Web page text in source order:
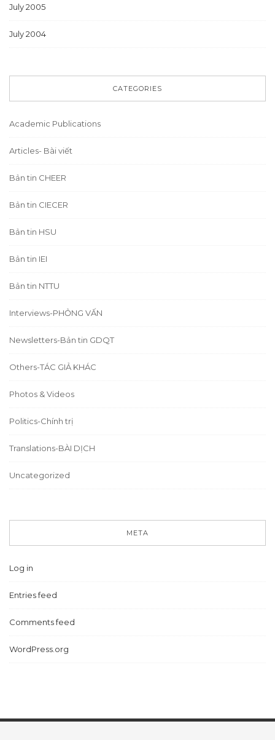
July 2005
July 2004
CATEGORIES
Academic Publications
Articles- Bài viết
Bản tin CHEER
Bản tin CIECER
Bản tin HSU
Bản tin IEI
Bản tin NTTU
Interviews-PHỎNG VẤN
Newsletters-Bản tin GDQT
Others-TÁC GIẢ KHÁC
Photos & Videos
Politics-Chính trị
Translations-BÀI DỊCH
Uncategorized
META
Log in
Entries feed
Comments feed
WordPress.org